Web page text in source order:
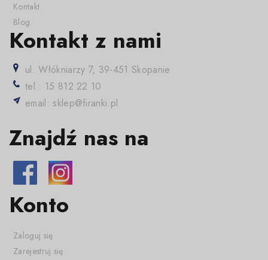
Kontakt
Blog
Kontakt z nami
ul. Włókniarzy 7, 39-451 Skopanie
tel.: 15 812 22 10
email: sklep@firanki.pl
Znajdź nas na
Konto
Zaloguj się
Zarejestruj się